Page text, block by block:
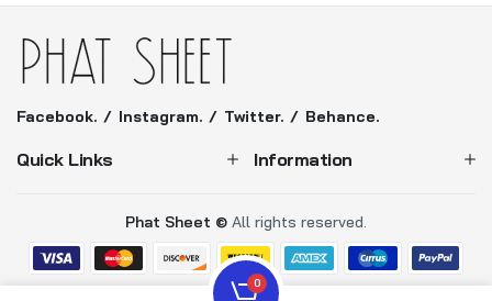
0
Facebook. Instagram. Twitter. Behance.
Quick Links Information
Phat Sheet © All rights reserved.